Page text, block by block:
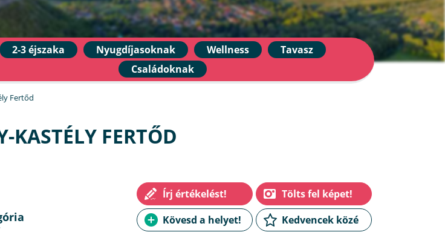
2-3 éjszaka Nyugdíjasoknak Wellness
Tavasz
Családoknak
Fertőd
KASTÉLY FERTŐD